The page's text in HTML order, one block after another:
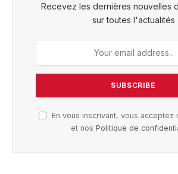
Recevez les dernières nouvelles
sur toutes l'actualités
En vous inscrivant, vous acceptez
et nos Politique de